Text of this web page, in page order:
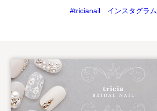
#tricianail インスタグラム